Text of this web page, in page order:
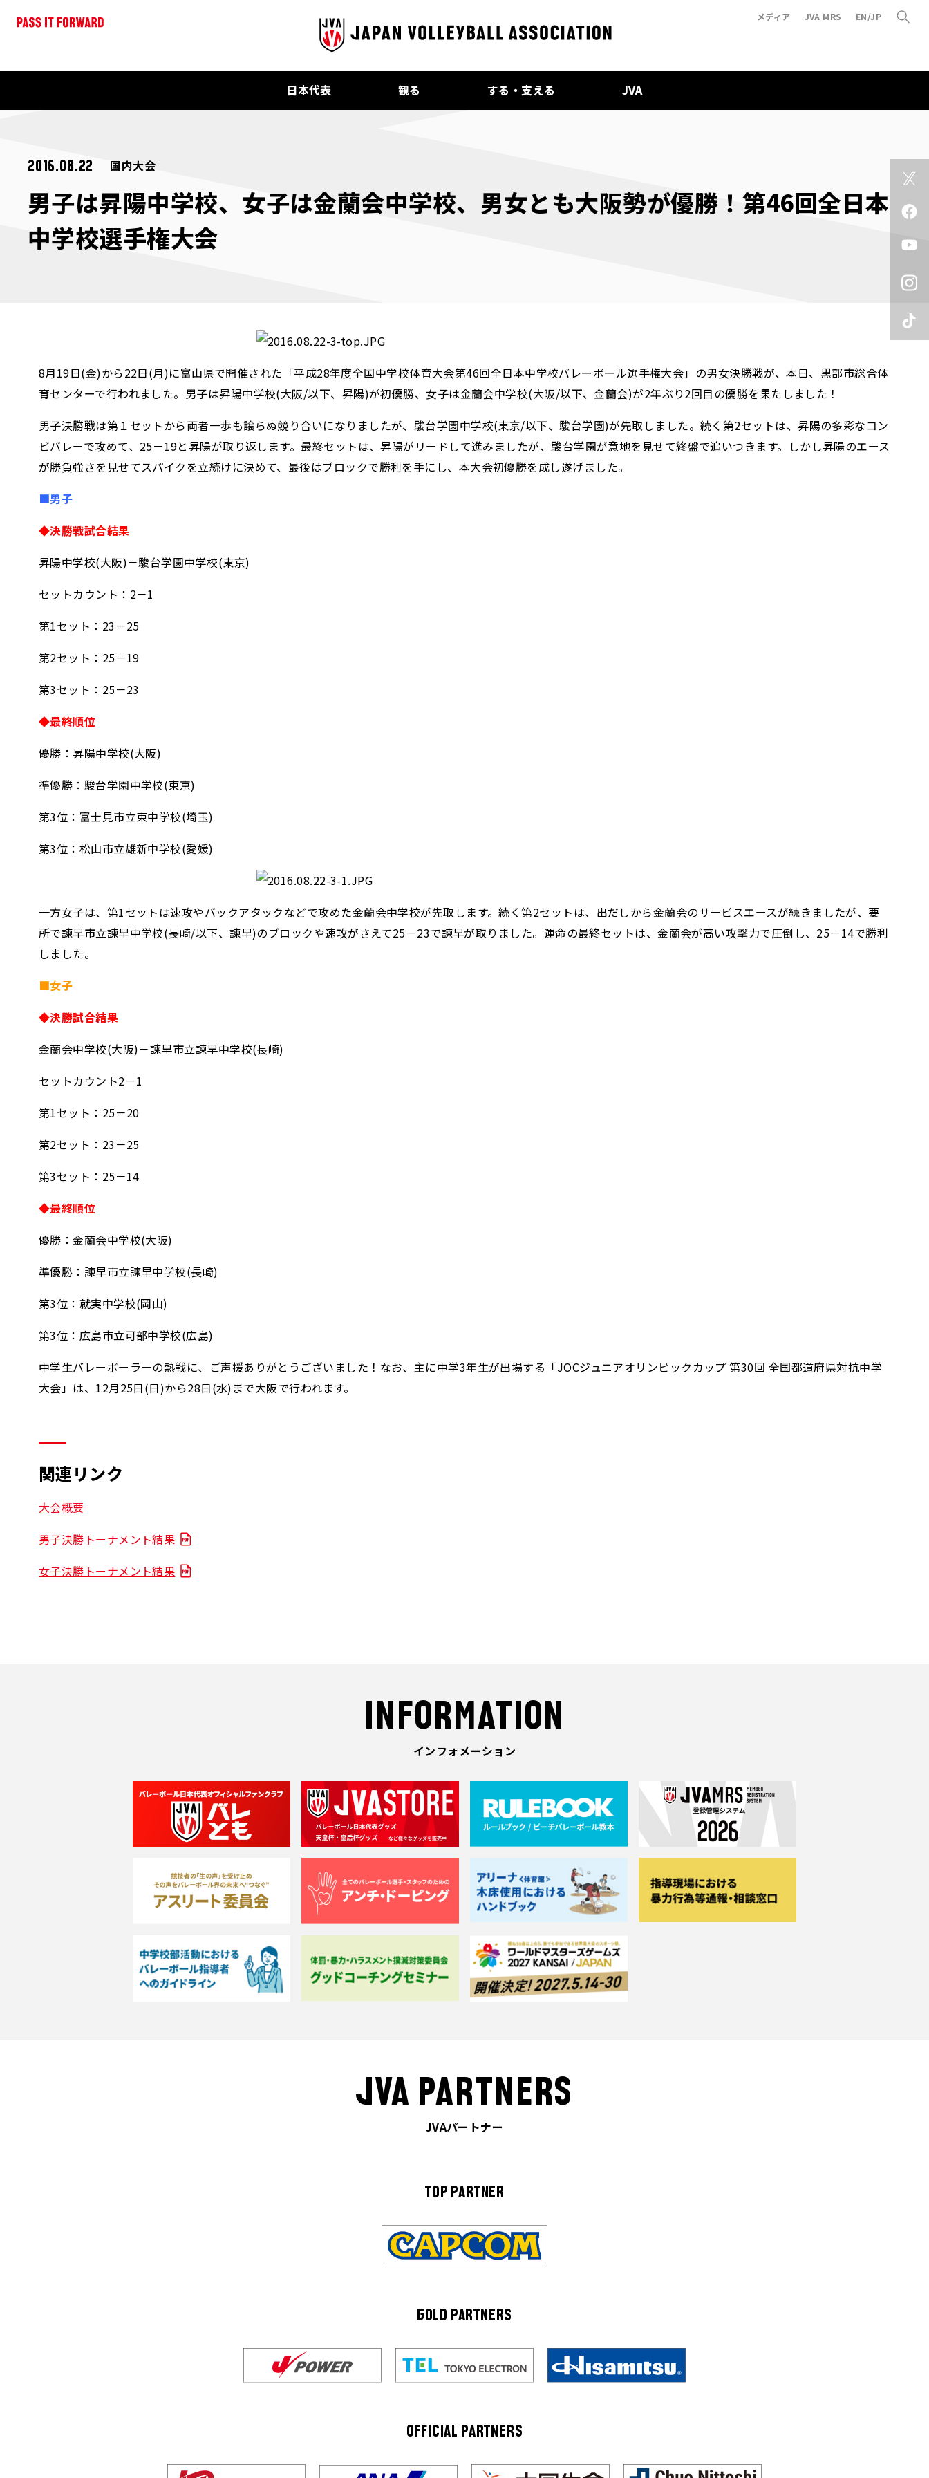
メディア JVA MRS EN/JP
日本代表 観る する・支える JVA
2016.08.22 国内大会
男子は昇陽中学校、女子は金蘭会中学校、男女とも大阪勢が優勝！第46回全日本
中学校選手権大会
8月19日(金)から22日(月)に富山県で開催された「平成28年度全国中学校体育大会第46回全日本中学校バレーボール選手権大会」の男女決勝戦が、本日、黒部市総合体
育センターで行われました。男子は昇陽中学校(大阪/以下、昇陽)が初優勝、女子は金蘭会中学校(大阪/以下、金蘭会)が2年ぶり2回目の優勝を果たしました！
男子決勝戦は第１セットから両者一歩も譲らぬ競り合いになりましたが、駿台学園中学校(東京/以下、駿台学園)が先取しました。続く第2セットは、昇陽の多彩なコン
ビバレーで攻めて、25－19と昇陽が取り返します。最終セットは、昇陽がリードして進みましたが、駿台学園が意地を見せて終盤で追いつきます。しかし昇陽のエース
が勝負強さを見せてスパイクを立続けに決めて、最後はブロックで勝利を手にし、本大会初優勝を成し遂げました。
■男子
◆決勝戦試合結果
昇陽中学校(大阪)－駿台学園中学校(東京)
セットカウント：2－1
第1セット：23－25
第2セット：25－19
第3セット：25－23
◆最終順位
優勝：昇陽中学校(大阪)
準優勝：駿台学園中学校(東京)
第3位：富士見市立東中学校(埼玉)
第3位：松山市立雄新中学校(愛媛)
一方女子は、第1セットは速攻やバックアタックなどで攻めた金蘭会中学校が先取します。続く第2セットは、出だしから金蘭会のサービスエースが続きましたが、要
所で諫早市立諫早中学校(長崎/以下、諫早)のブロックや速攻がさえて25－23で諫早が取りました。運命の最終セットは、金蘭会が高い攻撃力で圧倒し、25－14で勝利
しました。
■女子
◆決勝試合結果
金蘭会中学校(大阪)－諫早市立諫早中学校(長崎)
セットカウント2－1
第1セット：25－20
第2セット：23－25
第3セット：25－14
◆最終順位
優勝：金蘭会中学校(大阪)
準優勝：諫早市立諫早中学校(長崎)
第3位：就実中学校(岡山)
第3位：広島市立可部中学校(広島)
中学生バレーボーラーの熱戦に、ご声援ありがとうございました！なお、主に中学3年生が出場する「JOCジュニアオリンピックカップ 第30回 全国都道府県対抗中学
大会」は、12月25日(日)から28日(水)まで大阪で行われます。
関連リンク
大会概要
男子決勝トーナメント結果
女子決勝トーナメント結果
INFORMATION
インフォメーション
JVA PARTNERS
JVAパートナー
TOP PARTNER
GOLD PARTNERS
OFFICIAL PARTNERS